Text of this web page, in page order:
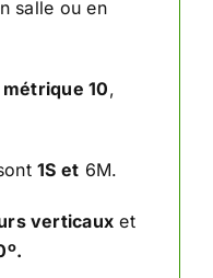
salle ou en
10,
1S et 6M.
verticaux et